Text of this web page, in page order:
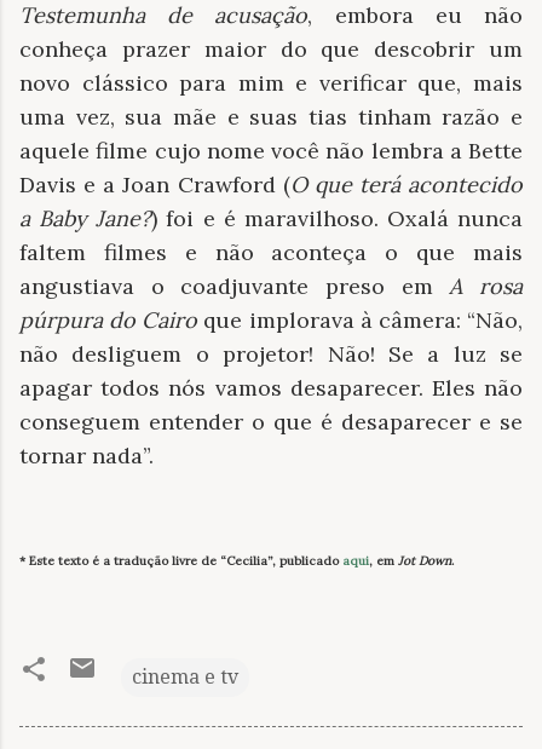
Testemunha de acusação, embora eu não
conheça prazer maior do que descobrir um
novo clássico para mim e verificar que, mais
uma vez, sua mãe e suas tias tinham razão e
aquele filme cujo nome você não lembra a Bette
Davis e a Joan Crawford (O que terá acontecido
a Baby Jane?) foi e é maravilhoso. Oxalá nunca
faltem filmes e não aconteça o que mais
angustiava o coadjuvante preso emA rosa
púrpura do Cairo que implorava à câmera: “Não,
não desliguem o projetor! Não! Se a luz se
apagar todos nós vamos desaparecer. Eles não
conseguem entender o que é desaparecer e se
tornar nada”.
* Este texto é a tradução livre de “Cecilia”, publicado aqui, em Jot Down.
cinema e tv